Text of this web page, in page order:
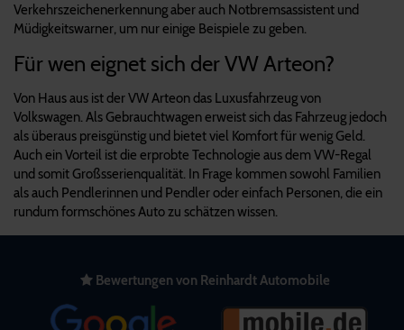
Verkehrszeichenerkennung aber auch Notbremsassistent und
Müdigkeitswarner, um nur einige Beispiele zu geben.
Für wen eignet sich der VW Arteon?
Von Haus aus ist der VW Arteon das Luxusfahrzeug von
Volkswagen. Als Gebrauchtwagen erweist sich das Fahrzeug jedoch
als überaus preisgünstig und bietet viel Komfort für wenig Geld.
Auch ein Vorteil ist die erprobte Technologie aus dem VW-Regal
und somit Großsserienqualität. In Frage kommen sowohl Familien
als auch Pendlerinnen und Pendler oder einfach Personen, die ein
rundum formschönes Auto zu schätzen wissen.
Bewertungen von Reinhardt Automobile